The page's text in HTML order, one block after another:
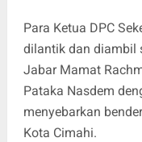
Para Ketua DPC
dilantik dan diambil
Jabar Mamat
Pataka Nasdem
menyebarkan
Kota Cimahi.